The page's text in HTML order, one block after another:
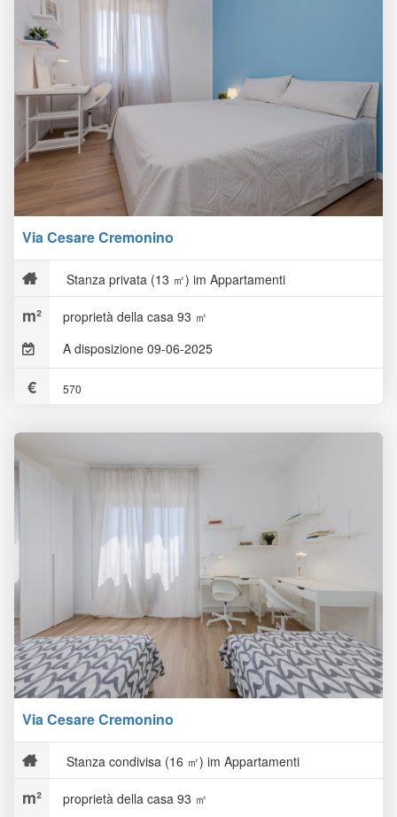
Via Cesare Cremonino
Stanza privata (13 ㎡) im Appartamenti
proprietà della casa 93 ㎡
A disposizione 09-06-2025
570
Via Cesare Cremonino
Stanza condivisa (16 ㎡) im Appartamenti
proprietà della casa 93 ㎡